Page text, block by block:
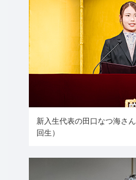
新入生代表の田口なつ海さ
回生）